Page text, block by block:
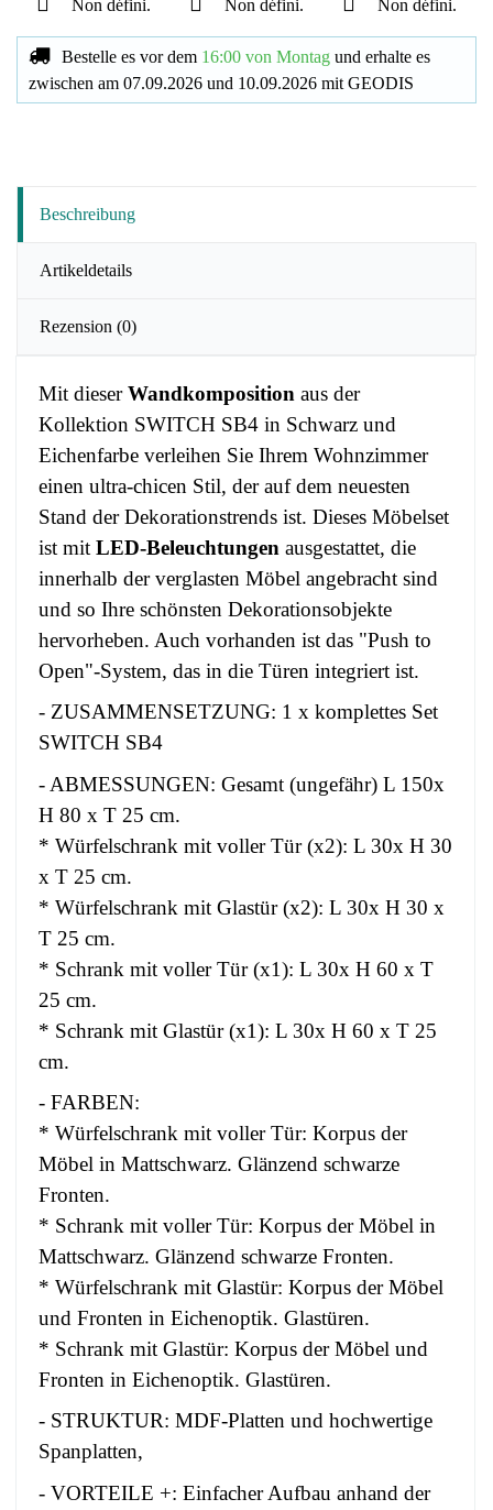
Non défini. Non défini. Non défini.
Bestelle es vor dem 16:00 von Montag und erhalte es
zwischen am 07.09.2026 und 10.09.2026 mit GEODIS
Beschreibung
Artikeldetails
Rezension (0)
Mit dieserWandkomposition aus der
Kollektion SWITCH SB4 in Schwarz und
Eichenfarbe verleihen Sie Ihrem Wohnzimmer
einen ultra-chicen Stil, der auf dem neuesten
Stand der Dekorationstrends ist. Dieses Möbelset
ist mit LED-Beleuchtungen ausgestattet, die
innerhalb der verglasten Möbel angebracht sind
und so Ihre schönsten Dekorationsobjekte
hervorheben. Auch vorhanden ist das "Push to
Open"-System, das in die Türen integriert ist.
- ZUSAMMENSETZUNG: 1 x komplettes Set
SWITCH SB4
- ABMESSUNGEN: Gesamt (ungefähr) L 150x
H 80 x T 25 cm.
* Würfelschrank mit voller Tür (x2): L 30x H 30
x T 25 cm.
* Würfelschrank mit Glastür (x2): L 30x H 30 x
T 25 cm.
* Schrank mit voller Tür (x1): L 30x H 60 x T
25 cm.
* Schrank mit Glastür (x1): L 30x H 60 x T 25
cm.
- FARBEN:
* Würfelschrank mit voller Tür: Korpus der
Möbel in Mattschwarz. Glänzend schwarze
Fronten.
* Schrank mit voller Tür: Korpus der Möbel in
Mattschwarz. Glänzend schwarze Fronten.
* Würfelschrank mit Glastür: Korpus der Möbel
und Fronten in Eichenoptik. Glastüren.
* Schrank mit Glastür: Korpus der Möbel und
Fronten in Eichenoptik. Glastüren.
- STRUKTUR: MDF-Platten und hochwertige
Spanplatten,
- VORTEILE +: Einfacher Aufbau anhand der